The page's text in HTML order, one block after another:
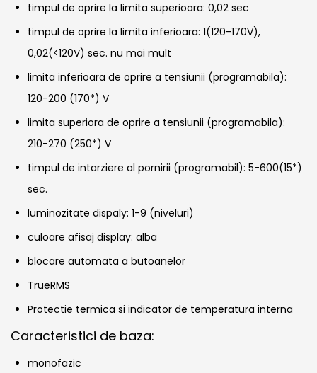
timpul de oprire la limita superioara: 0,02 sec
timpul de oprire la limita inferioara: 1(120-170V),
0,02(<120V) sec. nu mai mult
limita inferioara de oprire a tensiunii (programabila):
120-200 (170*) V
limita superiora de oprire a tensiunii (programabila):
210-270 (250*) V
timpul de intarziere al pornirii (programabil): 5-600(15*)
sec.
luminozitate dispaly: 1-9 (niveluri)
culoare afisaj display: alba
blocare automata a butoanelor
TrueRMS
Protectie termica si indicator de temperatura interna
Caracteristici de baza:
monofazic